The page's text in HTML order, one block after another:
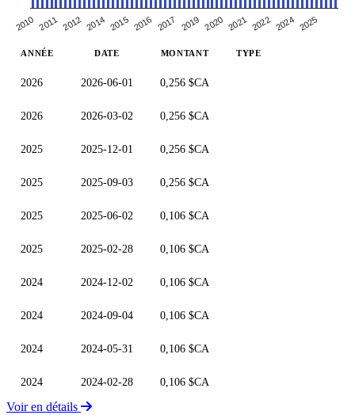
2010 2011 2012 2014 2015 2016 2017 2019 2020 2021 2022 2024 2025
ANNÉE DATE MONTANT TYPE
2026 2026-06-01 0,256 $CA
2026 2026-03-02 0,256 $CA
2025 2025-12-01 0,256 $CA
2025 2025-09-03 0,256 $CA
2025 2025-06-02 0,106 $CA
2025 2025-02-28 0,106 $CA
2024 2024-12-02 0,106 $CA
2024 2024-09-04 0,106 $CA
2024 2024-05-31 0,106 $CA
2024 2024-02-28 0,106 $CA
Voir en détails